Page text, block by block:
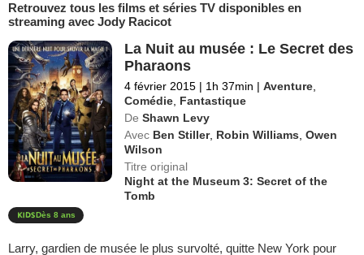
Retrouvez tous les films et séries TV disponibles en
streaming avec Jody Racicot
La Nuit au musée : Le Secret des
Pharaons
4 février 2015 | 1h 37min | Aventure
Comédie Fantastique
De Shawn Levy
Avec Ben Stiller, Robin Williams ,Owen
Wilson
Titre original
Night at the Museum 3: Secret of the
Tomb
Dès 8 ans
Larry, gardien de musée le plus survolté, quitte New York pour